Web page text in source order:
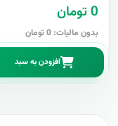
0 تومان
بدون مالیات: 0 تومان
افزودن به سبد